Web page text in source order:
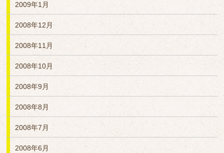
2009年1月
2008年12月
2008年11月
2008年10月
2008年9月
2008年8月
2008年7月
2008年6月